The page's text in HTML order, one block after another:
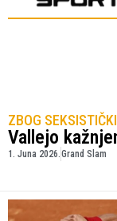
ZBOG
Vallejo
1. Juna 2026.Grand Slam